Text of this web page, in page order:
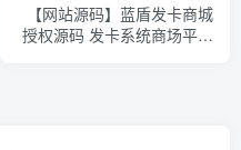
【网站源码】蓝盾发卡商城
授权源码 发卡系统商场平台